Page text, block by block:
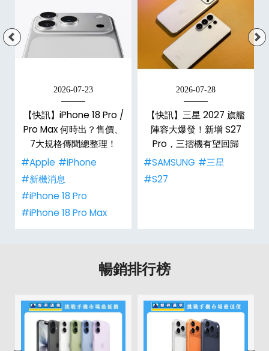
2026-07-23
【快訊】iPhone 18 Pro /
Pro Max 何時出？售價、
7大規格傳聞總整理！
#Apple #iPhone
#新機消息
#iPhone 18 Pro
#iPhone 18 Pro Max
2026-07-28
【快訊】三星 2027 旗艦
陣容大爆發！新增 S27
Pro，三摺機有望回歸
#SAMSUNG #三星
#S27
暢銷排行榜